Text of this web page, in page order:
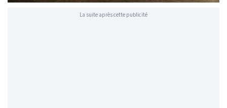
La suite après cette publicité